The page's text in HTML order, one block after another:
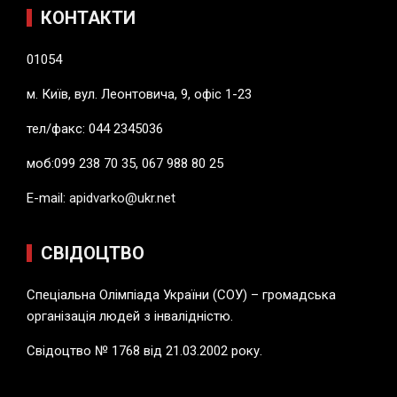
КОНТАКТИ
01054
м. Київ, вул. Леонтовича, 9, офіс 1-23
тел/факс: 044 2345036
моб:099 238 70 35, 067 988 80 25
E-mail: apidvarko@ukr.net
СВІДОЦТВО
Спеціальна Олімпіада України (СОУ) – громадська
організація людей з інвалідністю.
Свідоцтво № 1768 від 21.03.2002 року.